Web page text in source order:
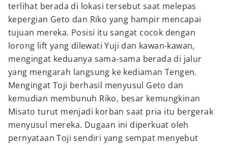
terlihat berada di lokasi tersebut saat melepas
kepergian Geto dan Riko yang hampir mencapai
tujuan mereka. Posisi itu sangat cocok dengan
lorong lift yang dilewati Yuji dan kawan-kawan,
mengingat keduanya sama-sama berada di jalur
yang mengarah langsung ke kediaman Tengen.
Mengingat Toji berhasil menyusul Geto dan
kemudian membunuh Riko, besar kemungkinan
Misato turut menjadi korban saat pria itu bergerak
menyusul mereka. Dugaan ini diperkuat oleh
pernyataan Toji sendiri yang sempat menyebut